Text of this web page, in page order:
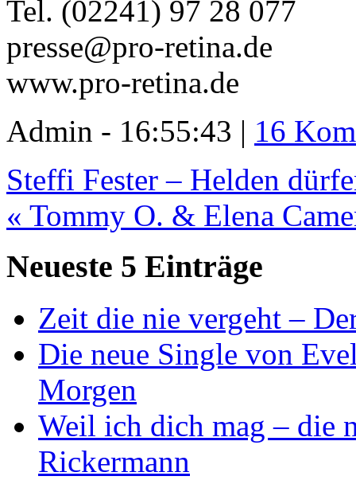
Tel. (02241) 97 28 077
presse@pro-retina.de
www.pro-retina.de
Admin - 16:55:43 | 16
Steffi Fester – Helden
« Tommy O. & Elena
Neueste 5 Einträge
Zeit die nie vergeht –
Die neue Single von
Morgen
Weil ich dich mag – die
Rickermann